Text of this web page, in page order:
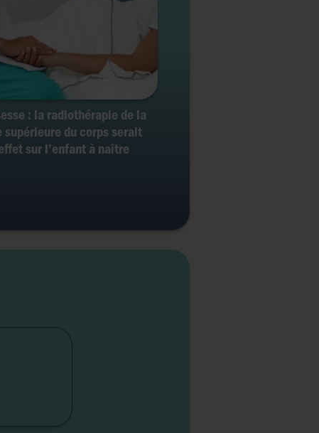
: la radiothérapie de la
supérieure du corps serait
sur l’enfant à naître